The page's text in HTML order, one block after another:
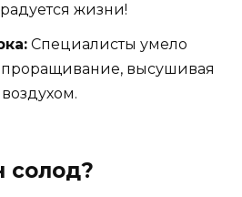
жизни!
Специалисты умело
проращивание, высушивая
солод?